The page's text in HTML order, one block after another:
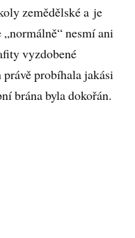
zemědělské a je
nesmí ani
vyzdobené
probíhala jakási
brána byla dokořán.